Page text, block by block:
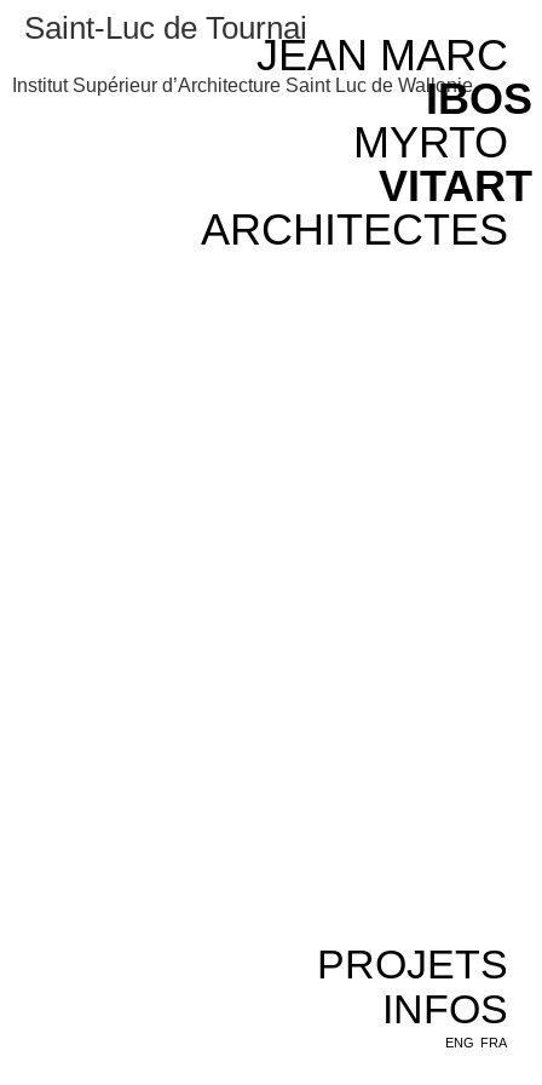
JEAN MARC
IBOS
MYRTO
VITART
ARCHITECTES
PROJETS
INFOS
ENG FRA
Saint-Luc de Tournai
Institut Supérieur d’Architecture Saint Luc de Wallonie